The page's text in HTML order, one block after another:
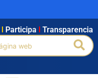
Intranet Búsqueda avanzada
Participa Transparencia